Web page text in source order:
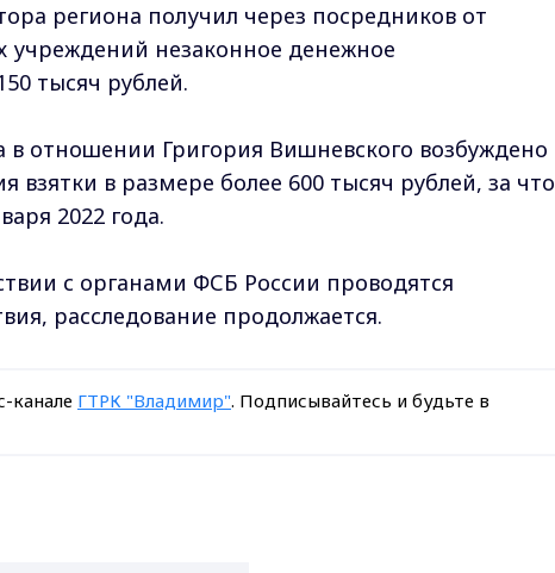
региона получил через посредников от
учреждений незаконное денежное
тысяч рублей.
в отношении Григория Вишневского возбуждено
взятки в размере более 600 тысяч рублей, за что
2022 года.
с органами ФСБ России проводятся
расследование продолжается.
канале ГТРК "Владимир". Подписывайтесь и будьте в